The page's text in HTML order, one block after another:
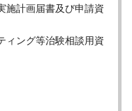
施計画届書及び申請資
ィング等治験相談用資